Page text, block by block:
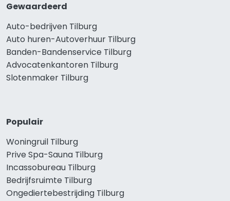
Gewaardeerd
Auto-bedrijven Tilburg
Auto huren-Autoverhuur Tilburg
Banden-Bandenservice Tilburg
Advocatenkantoren Tilburg
Slotenmaker Tilburg
Populair
Woningruil Tilburg
Prive Spa-Sauna Tilburg
Incassobureau Tilburg
Bedrijfsruimte Tilburg
Ongediertebestrijding Tilburg